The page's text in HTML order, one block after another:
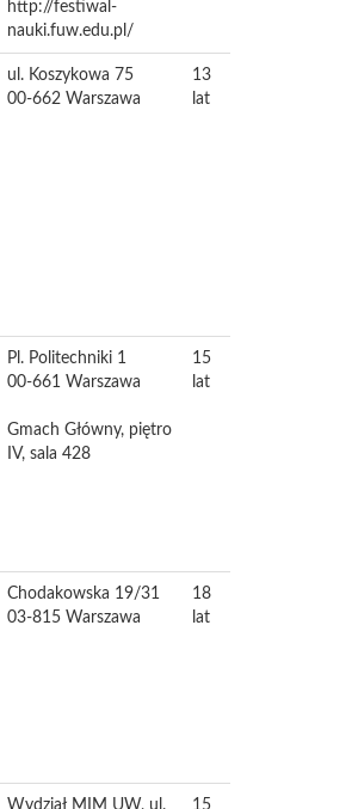
http://festiwal-
nauki.fuw.edu.pl/
ul. Koszykowa 75
00-662 Warszawa
13
lat
Pl. Politechniki 1
00-661 Warszawa
Gmach Główny, piętro
IV, sala 428
15
lat
Chodakowska 19/31
03-815 Warszawa
18
lat
Wydział MIM UW, ul.
15